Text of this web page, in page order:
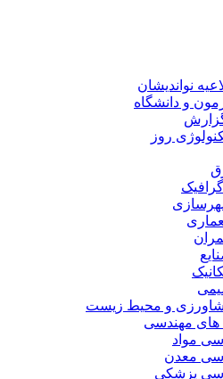
دانشگاه
روز
و محیط زیست
مهندسی